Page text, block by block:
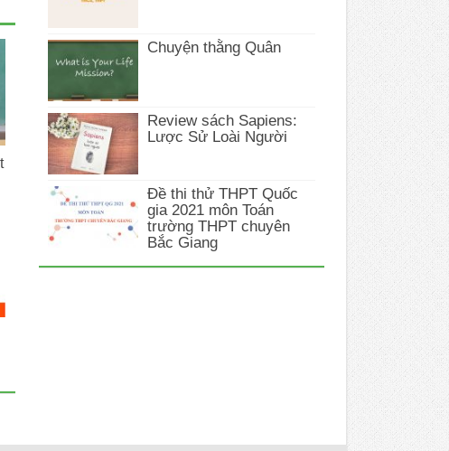
Chuyện thằng Quân
Review sách Sapiens:
Lược Sử Loài Người
Đề thi thử THPT Quốc
gia 2021 môn Toán
trường THPT chuyên
Bắc Giang